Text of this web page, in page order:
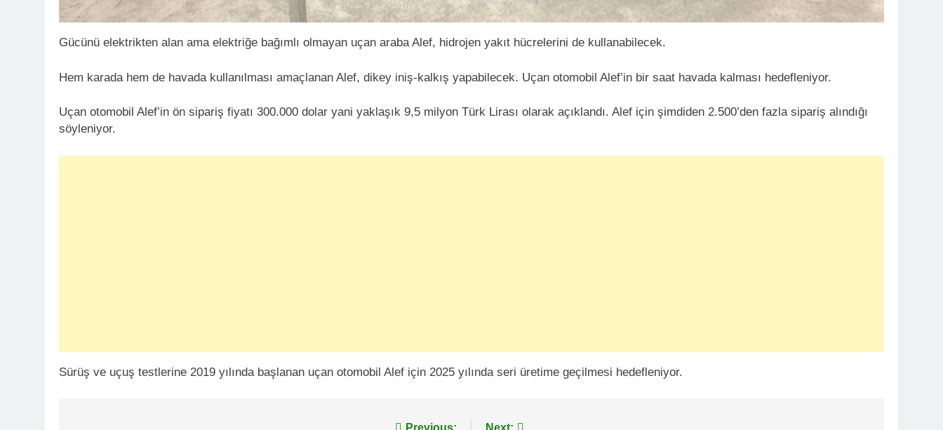
Gücünü elektrikten alan ama elektriğe bağımlı olmayan uçan araba Alef, hidrojen yakıt hücrelerini de kullanabilecek.
Hem karada hem de havada kullanılması amaçlanan Alef, dikey iniş-kalkış yapabilecek. Uçan otomobil Alef’in bir saat havada kalması hedefleniyor.
Uçan otomobil Alef’in ön sipariş fiyatı 300.000 dolar yani yaklaşık 9,5 milyon Türk Lirası olarak açıklandı. Alef için şimdiden 2.500’den fazla sipariş alındığı
söyleniyor.
Sürüş ve uçuş testlerine 2019 yılında başlanan uçan otomobil Alef için 2025 yılında seri üretime geçilmesi hedefleniyor.
Previous: Next: